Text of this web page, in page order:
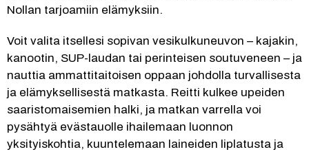
Nollan tarjoamiin elämyksiin.
Voit valita itsellesi sopivan vesikulkuneuvon – kajakin,
kanootin, SUP-laudan tai perinteisen soutuveneen – ja
nauttia ammattitaitoisen oppaan johdolla turvallisesta
ja elämyksellisestä matkasta. Reitti kulkee upeiden
saaristomaisemien halki, ja matkan varrella voi
pysähtyä evästauolle ihailemaan luonnon
yksityiskohtia, kuuntelemaan laineiden liplatusta ja